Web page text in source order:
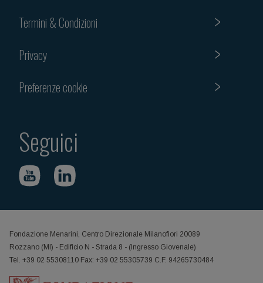
Termini & Condizioni
Privacy
Preferenze cookie
Seguici
Fondazione Menarini, Centro Direzionale Milanofiori 20089
Rozzano (MI) - Edificio N - Strada 8 - (Ingresso Giovenale)
Tel. +39 02 55308110 Fax: +39 02 55305739 C.F. 94265730484